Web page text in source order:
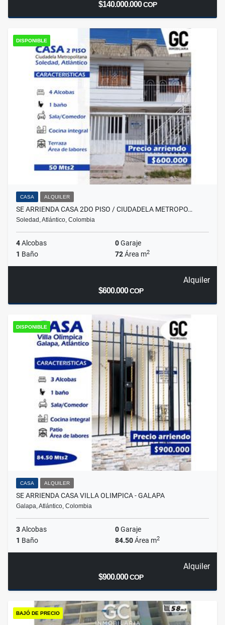
$140.000.000COP
DISPONIBLE
CASA ALQUILER
SE ARRIENDA CASA 2DO PISO / CIUDADELA METROPO…
Soledad, Atlántico, Colombia
4Alcobas 0Garaje
1 Baño 72Área m2
Alquiler
$600.000COP
DISPONIBLE
CASA ALQUILER
SE ARRIENDA CASA VILLA OLIMPICA - GALAPA
Galapa, Atlántico, Colombia
3Alcobas 0Garaje
1 Baño 84.50Área m2
Alquiler
$900.000COP
BAJÓ DE PRECIO